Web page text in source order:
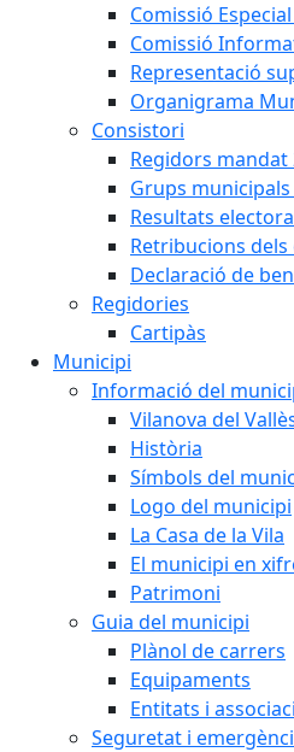
Comissió
Comissió
Representació
Organigrama
Consistori
Regidors mandat
Grups municipals
Resultats
Retribucions dels
Declaració de
Regidories
Cartipàs
Municipi
Informació del
Vilanova del
Història
Símbols del
Logo del municipi
La Casa de la Vila
El municipi en
Patrimoni
Guia del municipi
Plànol de carrers
Equipaments
Entitats i
Seguretat i